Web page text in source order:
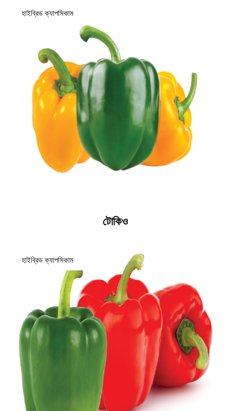
হাইব্রিড ক্যাপসিকাম
টোকিও
হাইব্রিড ক্যাপসিকাম